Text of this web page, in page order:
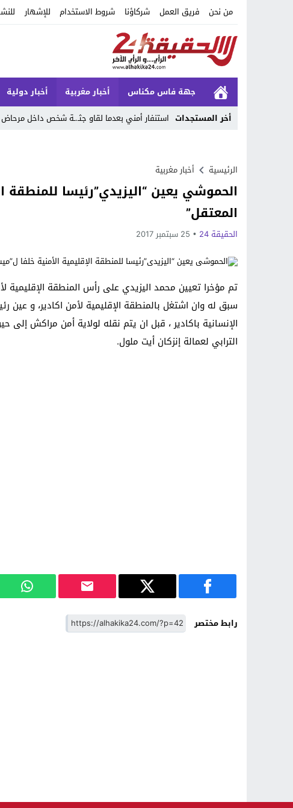
من نحن فريق العمل شركاؤنا شروط الاستخدام للإشهار
جهة فاس مكناس أخبار مغربية أخبار دولية
أخر المستجدات استنفار أمني بعدما لقاو جثـ.ـة شخص داخل
Previous
Next
الرئيسية أخبار مغربية
الحموشي يعين “اليزيدي”رئيسا للمنطقة
المعتقل”
الحقيقة 24 25 سبتمبر 2017
تم مؤخرا تعيين محمد اليزيدي على رأس المنطقة الإقليمية
سبق له وان اشتغل بالمنطقة الإقليمية لأمن اكادير، و عين
الإنسانية باكادير ، قبل ان يتم نقله لولاية أمن مراكش إلى
الترابي لعمالة إنزكان أيت ملول.
رابط مختصر